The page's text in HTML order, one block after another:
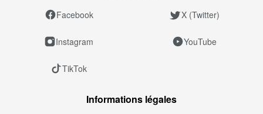
Facebook X (Twitter)
Instagram YouTube
TikTok
Informations légales